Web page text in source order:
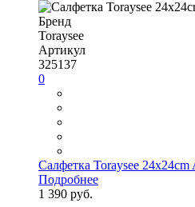
Бренд
Toraysee
Артикул
325137
0
Салфетка Toraysee 24x24cm
Подробнее
1 390 руб.